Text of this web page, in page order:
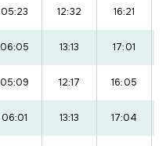
05:23 12:32 16:21
06:05 13:13 17:01
05:09 12:17 16:05
06:01 13:13 17:04